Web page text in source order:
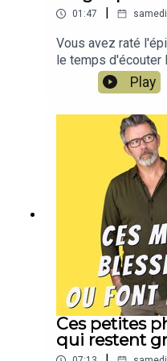
01:47
Vous avez raté
le temps d'écouter
d'inquiétude,
moins de 2
!!!!NOUVEAU :
chaîne Happy
il n'y a que du
https://
IEm0yskHH2gEt
contenus, tests,
Play
Ces petites
qui restent